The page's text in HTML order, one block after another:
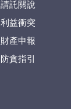
請託關說
利益衝突
財產申報
防貪指引